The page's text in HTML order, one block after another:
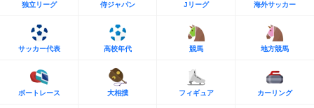
独立リーグ 侍ジャパン Jリーグ 海外サッカー
サッカー代表 高校年代 競馬 地方競馬
ボートレース 大相撲 フィギュア カーリング